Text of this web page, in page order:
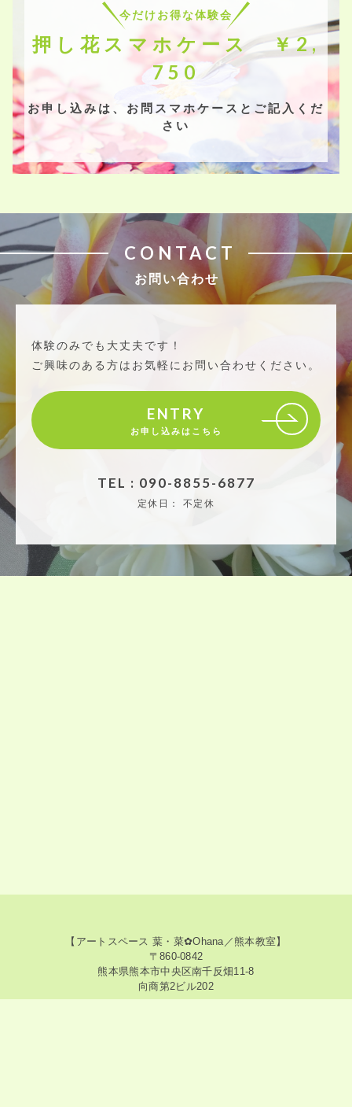
今だけお得な体験会
押し花スマホケース ￥2,
750
お申し込みは、お問スマホケースとご記入くだ
さい
CONTACT
お問い合わせ
体験のみでも大丈夫です！
ご興味のある方はお気軽にお問い合わせください。
ENTRY
お申し込みはこちら
TEL : 090-8855-6877
定休日： 不定休
【アートスペース 葉・菜✿Ohana／熊本教室】
〒860-0842
熊本県熊本市中央区南千反畑11-8
向商第2ビル202